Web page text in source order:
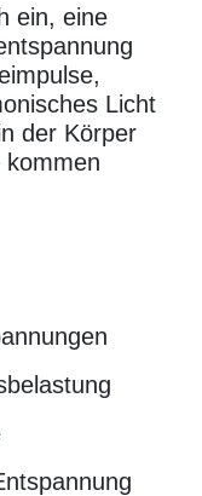
ein, eine
Licht
der Körper